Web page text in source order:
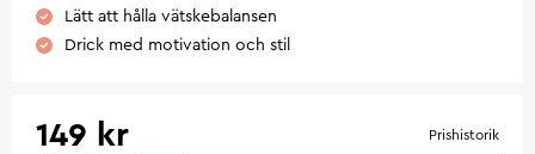
Lätt att hålla vätskebalansen
Drick med motivation och stil
149 kr Prishistorik